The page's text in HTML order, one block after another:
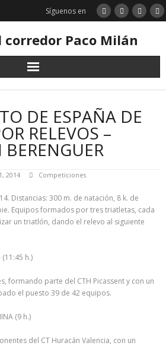
Síguenos en
corredor Paco Milán
DE ESPAÑA DE
RELEVOS –
BERENGUER
2014 Competiciones
Distancias: 300 m. de natación, 8 k. de
Equipos formados por tres triatletas, cada
un triatlón, dando el relevo al siguiente
(11:45 h.)
formando parte del CTH Picassent y con un
el puesto 39 de 42 equipos.
(9 h.)
del CT Huracán Valencia, con un